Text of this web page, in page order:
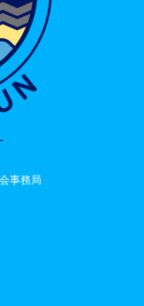
事務局